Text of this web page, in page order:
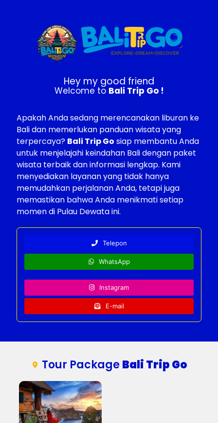
Hey my good friend
Welcome to Bali Trip Go !
Apakah Anda sedang merencanakan liburan ke
Bali dan memerlukan panduan wisata yang
terpercaya? Bali Trip Go siap membantu Anda
untuk menjelajahi keindahan Bali dengan paket
wisata terbaik dan informasi lengkap. Kami
menyediakan layanan yang tidak hanya
memudahkan perjalanan Anda, tetapi juga
memastikan bahwa Anda menikmati setiap
momen di Pulau Dewata ini.
Telepon
WhatsApp
Instagram
E-mail
Tour PackageBali Trip Go